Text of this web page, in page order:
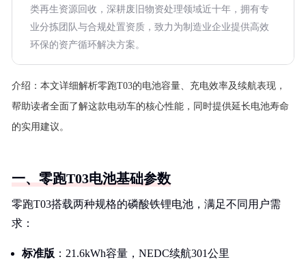
类再生资源回收，深耕废旧物资处理领域近十年，拥有专
业分拣团队与合规处置资质，致力为制造业企业提供高效
环保的资产循环解决方案。
介绍： 本文详细解析零跑T03的电池容量、充电效率及续航表现，
帮助读者全面了解这款电动车的核心性能，同时提供延长电池寿命
的实用建议。
一、零跑T03电池基础参数
零跑T03搭载两种规格的磷酸铁锂电池，满足不同用户需
求：
标准版 ：21.6kWh容量，NEDC续航301公里